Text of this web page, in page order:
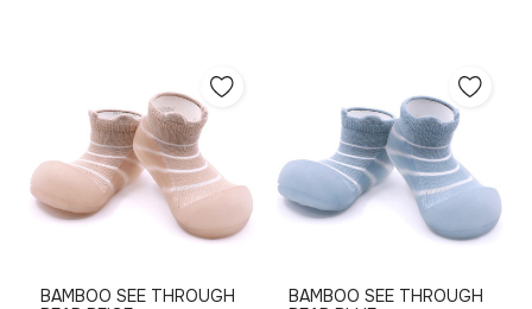
BAMBOO SEE THROUGH
BAMBOO SEE THROUGH